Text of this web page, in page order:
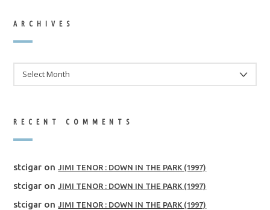
ARCHIVES
RECENT COMMENTS
stcigar onJIMI TENOR : DOWN IN THE PARK (1997)
stcigar onJIMI TENOR : DOWN IN THE PARK (1997)
stcigar onJIMI TENOR : DOWN IN THE PARK (1997)